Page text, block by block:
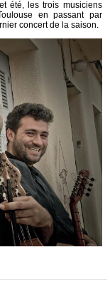
été, les trois musiciens
en passant par
concert de la saison.